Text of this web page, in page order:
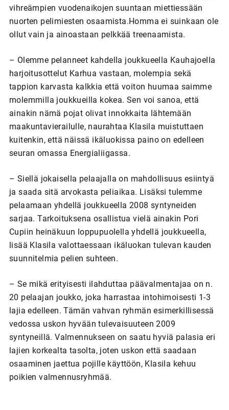
vihreämpien vuodenaikojen suuntaan miettiessään
nuorten pelimiesten osaamista.Homma ei suinkaan ole
ollut vain ja ainoastaan pelkkää treenaamista.
– Olemme pelanneet kahdella joukkueella Kauhajoella
harjoitusottelut Karhua vastaan, molempia sekä
tappion karvasta kalkkia että voiton huumaa saimme
molemmilla joukkueilla kokea. Sen voi sanoa, että
ainakin nämä pojat olivat innokkaita lähtemään
maakuntavierailulle, naurahtaa Klasila muistuttaen
kuitenkin, että näissä ikäluokissa paino on edelleen
seuran omassa Energialiigassa.
– Siellä jokaisella pelaajalla on mahdollisuus esiintyä
ja saada sitä arvokasta peliaikaa. Lisäksi tulemme
pelaamaan yhdellä joukkueella 2008 syntyneiden
sarjaa. Tarkoituksena osallistua vielä ainakin Pori
Cupiin heinäkuun loppupuolella yhdellä joukkueella,
lisää Klasila valottaessaan ikäluokan tulevan kauden
suunnitelmia pelien suhteen.
– Se mikä erityisesti ilahduttaa päävalmentajaa on n.
20 pelaajan joukko, joka harrastaa intohimoisesti 1-3
lajia edelleen. Tämän vahvan ryhmän esimerkillisessä
vedossa uskon hyvään tulevaisuuteen 2009
syntyneillä. Valmennukseen on saatu hyviä palasia eri
lajien korkealta tasolta, joten uskon että saadaan
osaaminen jaettua pojille käyttöön, Klasila kehuu
poikien valmennusryhmää.